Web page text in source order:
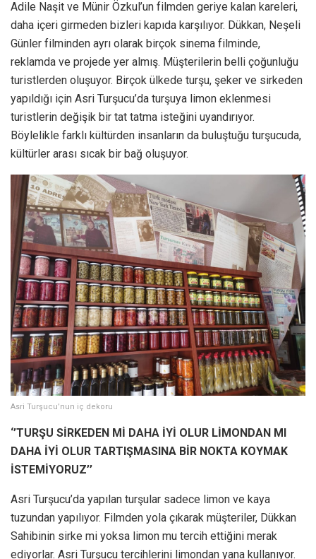
Adile Naşit ve Münir Özkul’un filmden geriye kalan kareleri,
daha içeri girmeden bizleri kapıda karşılıyor. Dükkan, Neşeli
Günler filminden ayrı olarak birçok sinema filminde,
reklamda ve projede yer almış. Müşterilerin belli çoğunluğu
turistlerden oluşuyor. Birçok ülkede turşu, şeker ve sirkeden
yapıldığı için Asri Turşucu’da turşuya limon eklenmesi
turistlerin değişik bir tat tatma isteğini uyandırıyor.
Böylelikle farklı kültürden insanların da buluştuğu turşucuda,
kültürler arası sıcak bir bağ oluşuyor.
Asri Turşucu’nun iç dekoru
‘’TURŞU SİRKEDEN Mİ DAHA İYİ OLUR LİMONDAN MI
DAHA İYİ OLUR TARTIŞMASINA BİR NOKTA KOYMAK
İSTEMİYORUZ’’
Asri Turşucu’da yapılan turşular sadece limon ve kaya
tuzundan yapılıyor. Filmden yola çıkarak müşteriler, Dükkan
Sahibinin sirke mi yoksa limon mu tercih ettiğini merak
ediyorlar. Asri Turşucu tercihlerini limondan yana kullanıyor.